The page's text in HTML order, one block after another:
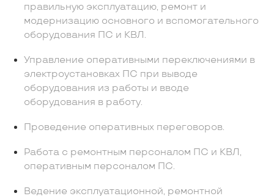
правильную эксплуатацию, ремонт и
модернизацию основного и вспомогательного
оборудования ПС и КВЛ.
Управление оперативными переключениями в
электроустановках ПС при выводе
оборудования из работы и вводе
оборудования в работу.
Проведение оперативных переговоров.
Работа с ремонтным персоналом ПС и КВЛ,
оперативным персоналом ПС.
Ведение эксплуатационной, ремонтной